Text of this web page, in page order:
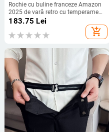
Rochie cu buline franceze Amazon
2025 de vară retro cu temperament
nou, talie subțire, fustă pentru femei
183.75 Lei
add_shopping_cart